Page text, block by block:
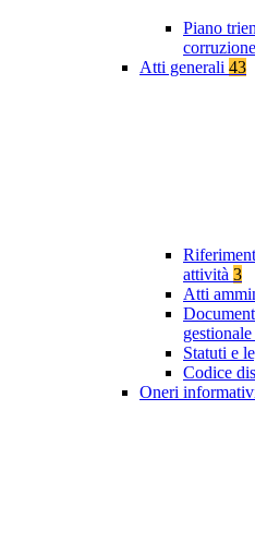
Piano
Atti generali 43
attività 3
Atti
gestionale
Statuti e
Codice
Oneri